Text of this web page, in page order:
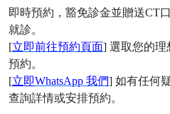
即時預約，豁免診金並贈送CT
就診。
[立即前往預約頁面] 選取您的理
預約。
[立即WhatsApp 我們] 如有任何
查詢詳情或安排預約。